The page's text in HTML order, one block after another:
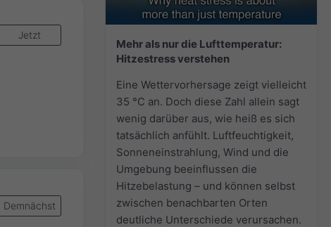
Mehr als nur die Lufttemperatur:
Hitzestress verstehen
Eine Wettervorhersage zeigt vielleicht
35 °C an. Doch diese Zahl allein sagt
wenig darüber aus, wie heiß es sich
tatsächlich anfühlt. Luftfeuchtigkeit,
Sonneneinstrahlung, Wind und die
Umgebung beeinflussen die
Hitzebelastung – und können selbst
zwischen benachbarten Orten
deutliche Unterschiede verursachen.
Jetzt
Demnächst